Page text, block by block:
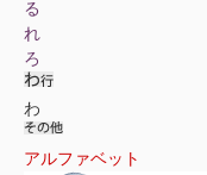
る
れ
ろ
わ
アルファベット